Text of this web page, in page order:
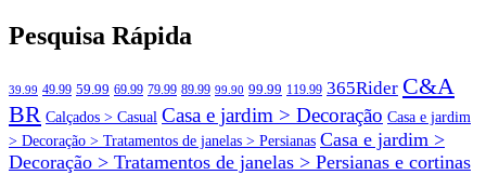
brasileiros
Pesquisa Rápida
39.99 49.99 59.99 69.99 79.99 89.99 99.90 99.99 119.99 365Rider C&A
BR Calçados > Casual Casa e jardim > Decoração Casa e jardim
> Decoração > Tratamentos de janelas > Persianas Casa e jardim >
Decoração > Tratamentos de janelas > Persianas e cortinas